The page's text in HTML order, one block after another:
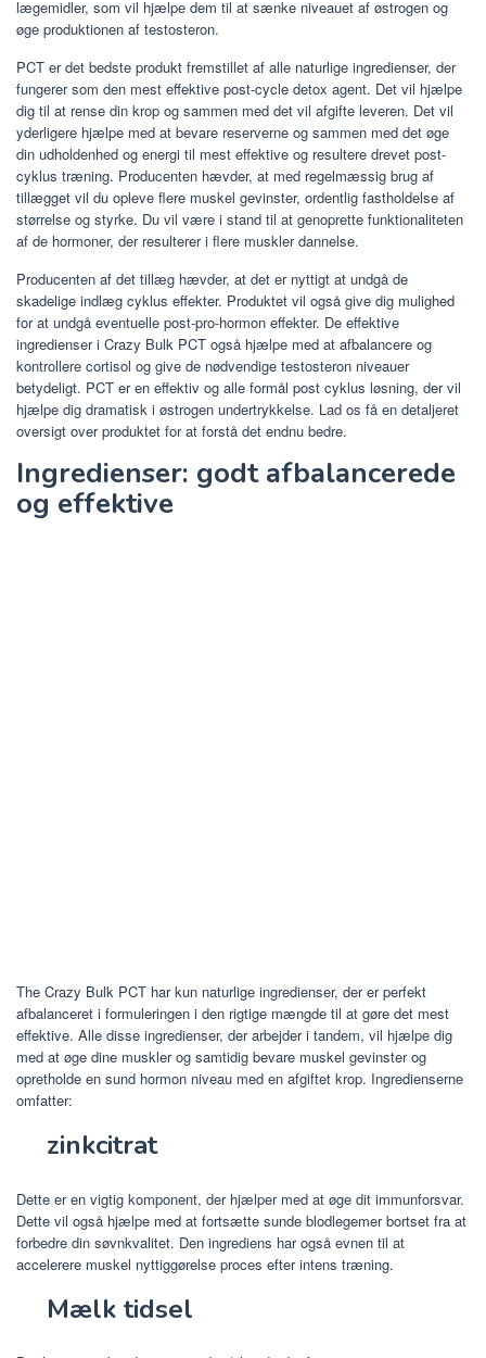
lægemidler, som vil hjælpe dem til at sænke niveauet af østrogen og
øge produktionen af ​​testosteron.
PCT er det bedste produkt fremstillet af alle naturlige ingredienser, der
fungerer som den mest effektive post-cycle detox agent. Det vil hjælpe
dig til at rense din krop og sammen med det vil afgifte leveren. Det vil
yderligere hjælpe med at bevare reserverne og sammen med det øge
din udholdenhed og energi til mest effektive og resultere drevet post-
cyklus træning. Producenten hævder, at med regelmæssig brug af
tillægget vil du opleve flere muskel gevinster, ordentlig fastholdelse af
størrelse og styrke. Du vil være i stand til at genoprette funktionaliteten
af ​​de hormoner, der resulterer i flere muskler dannelse.
Producenten af ​​det tillæg hævder, at det er nyttigt at undgå de
skadelige indlæg cyklus effekter. Produktet vil også give dig mulighed
for at undgå eventuelle post-pro-hormon effekter. De effektive
ingredienser i Crazy Bulk PCT også hjælpe med at afbalancere og
kontrollere cortisol og give de nødvendige testosteron niveauer
betydeligt. PCT er en effektiv og alle formål post cyklus løsning, der vil
hjælpe dig dramatisk i østrogen undertrykkelse. Lad os få en detaljeret
oversigt over produktet for at forstå det endnu bedre.
Ingredienser: godt afbalancerede
og effektive
The Crazy Bulk PCT har kun naturlige ingredienser, der er perfekt
afbalanceret i formuleringen i den rigtige mængde til at gøre det mest
effektive. Alle disse ingredienser, der arbejder i tandem, vil hjælpe dig
med at øge dine muskler og samtidig bevare muskel gevinster og
opretholde en sund hormon niveau med en afgiftet krop. Ingredienserne
omfatter:
zinkcitrat
Dette er en vigtig komponent, der hjælper med at øge dit immunforsvar.
Dette vil også hjælpe med at fortsætte sunde blodlegemer bortset fra at
forbedre din søvnkvalitet. Den ingrediens har også evnen til at
accelerere muskel nyttiggørelse proces efter intens træning.
Mælk tidsel